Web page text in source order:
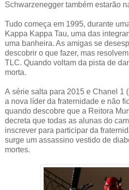
Schwarzenegger também estarão
Tudo começa em 1995, durante
Kappa Kappa Tau, uma das
uma banheira. As amigas se
descobrir o que fazer, mas
TLC. Quando voltam da pista de
morta.
A série salta para 2015 e Chanel 1
a nova líder da fraternidade e não
quando descobre que a Reitora
decreta que todas as alunas do
inscrever para participar da
surge um assassino vestido de
mortes.